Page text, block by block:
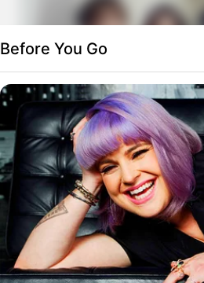
Before You Go